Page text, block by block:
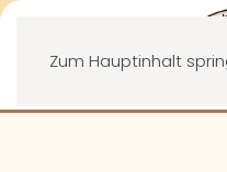
Zum Hauptinhalt
Menü